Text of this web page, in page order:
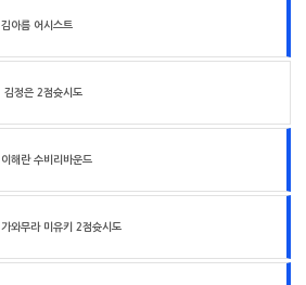
김아름 어시스트
김정은 2점슛시도
이해란 수비리바운드
가와무라 미유키 2점슛시도